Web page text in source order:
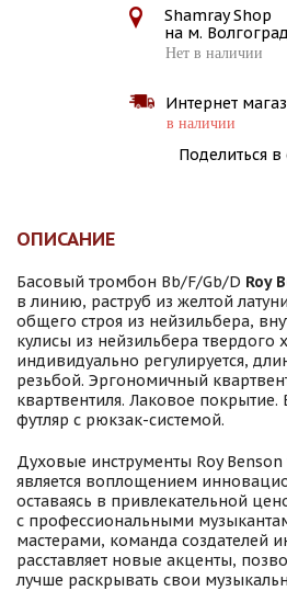
Shamray Shop
на м.
Нет в наличии
Интернет
в наличии
Поделиться в
ОПИСАНИЕ
Басовый тромбон Bb/F/Gb/D Roy
в линию, раструб из желтой
общего строя из нейзильбера,
кулисы из нейзильбера твердого
индивидуально регулируется,
резьбой. Эргономичный
квартвентиля. Лаковое покрытие.
футляр с рюкзак-системой.
Духовые инструменты Roy
является воплощением
оставаясь в привлекательной
с профессиональными
мастерами, команда создателей
расставляет новые акценты,
лучше раскрывать свои